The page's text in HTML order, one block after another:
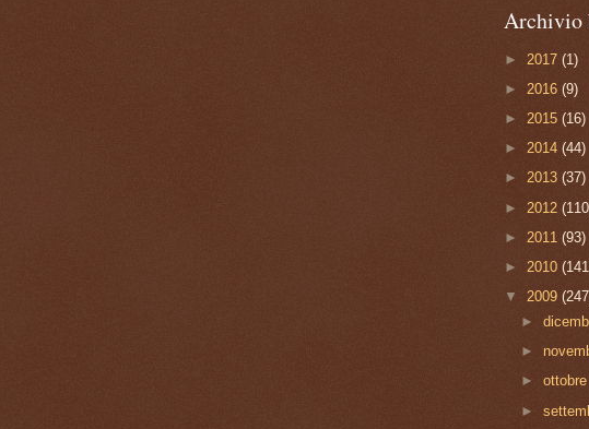
► 2015 (16)
► 2014 (44)
► 2013 (37)
► 2012 (110)
► 2011 (93)
► 2010
▼ 2009 (247)
►
►
►
►
► agosto
►luglio